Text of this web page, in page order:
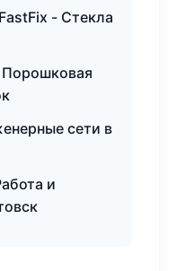
- Стекла
сети в
и